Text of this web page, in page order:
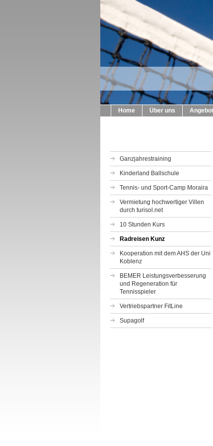
Home Über uns
Ganzjahrestraining
Kinderland Ballschule
Tennis- und Sport-Camp Moraira
Vermietung hochwertiger Villen
durch turisol.net
10 Stunden Kurs
Radreisen Kunz
Kooperation mit dem AHS der Uni
Koblenz
BEMER Leistungsverbesserung
und Regeneration für
Tennisspieler
Vertriebspartner FitLine
Supagolf